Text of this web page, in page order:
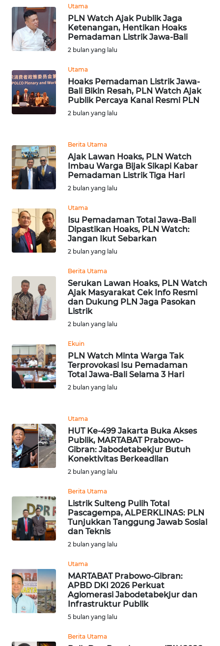
Utama
PLN Watch Ajak Publik Jaga
Ketenangan, Hentikan Hoaks
Pemadaman Listrik Jawa-Bali
2 bulan yang lalu
Utama
Hoaks Pemadaman Listrik Jawa-
Bali Bikin Resah, PLN Watch Ajak
Publik Percaya Kanal Resmi PLN
2 bulan yang lalu
Berita Utama
Ajak Lawan Hoaks, PLN Watch
Imbau Warga Bijak Sikapi Kabar
Pemadaman Listrik Tiga Hari
2 bulan yang lalu
Utama
Isu Pemadaman Total Jawa-Bali
Dipastikan Hoaks, PLN Watch:
Jangan Ikut Sebarkan
2 bulan yang lalu
Berita Utama
Serukan Lawan Hoaks, PLN Watch
Ajak Masyarakat Cek Info Resmi
dan Dukung PLN Jaga Pasokan
Listrik
2 bulan yang lalu
Ekuin
PLN Watch Minta Warga Tak
Terprovokasi Isu Pemadaman
Total Jawa-Bali Selama 3 Hari
2 bulan yang lalu
Utama
HUT Ke-499 Jakarta Buka Akses
Publik, MARTABAT Prabowo-
Gibran: Jabodetabekjur Butuh
Konektivitas Berkeadilan
2 bulan yang lalu
Berita Utama
Listrik Sulteng Pulih Total
Pascagempa, ALPERKLINAS: PLN
Tunjukkan Tanggung Jawab Sosial
dan Teknis
2 bulan yang lalu
Utama
MARTABAT Prabowo-Gibran:
APBD DKI 2026 Perkuat
Aglomerasi Jabodetabekjur dan
Infrastruktur Publik
5 bulan yang lalu
Berita Utama
INFO
IKLAN
TENTANG
KAMI
PEDOMAN
MEDIA
SIBER
KARIR
DISCLAIMER
News
Regional
WN
WN
JAKARTA
WN
WN
BANTEN
WN
WN
KEPRI
WN
WN
PAPUA
BARAT
WN
SERAMBI